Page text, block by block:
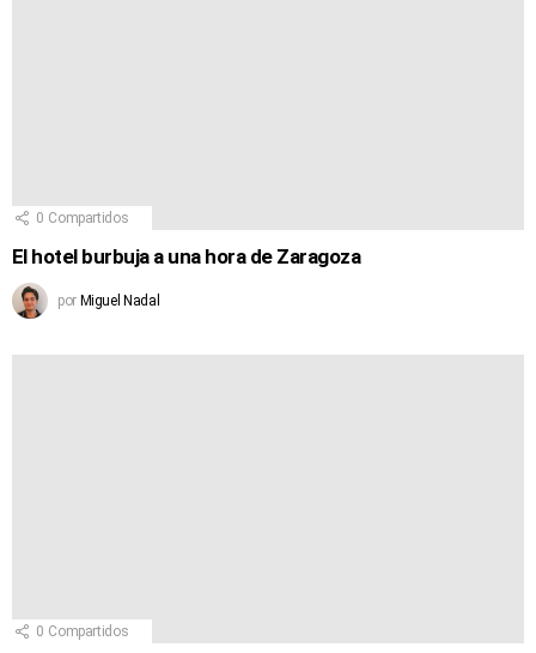
0 Compartidos
El hotel burbuja a una hora de Zaragoza
por Miguel Nadal
0 Compartidos